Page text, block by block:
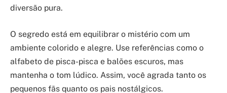
diversão pura.
O segredo está em equilibrar o mistério com um
ambiente colorido e alegre. Use referências como o
alfabeto de pisca-pisca e balões escuros, mas
mantenha o tom lúdico. Assim, você agrada tanto os
pequenos fãs quanto os pais nostálgicos.